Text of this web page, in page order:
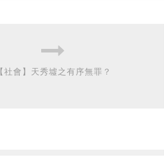
【社會】天秀墟之有序無罪？